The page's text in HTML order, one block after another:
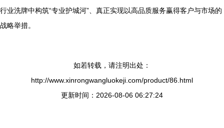
行业洗牌中构筑“专业护城河”、真正实现以高品质服务赢得客户与市场的
战略举措。
如若转载，请注明出处：
http://www.xinrongwangluokeji.com/product/86.html
更新时间：2026-08-06 06:27:24